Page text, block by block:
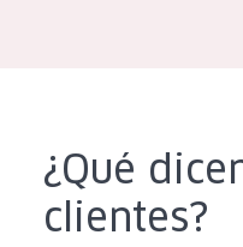
Crema de día
Crema de noche
¿Qué
clientes?